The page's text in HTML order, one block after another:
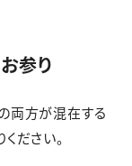
参り
両方が混在する
ださい。